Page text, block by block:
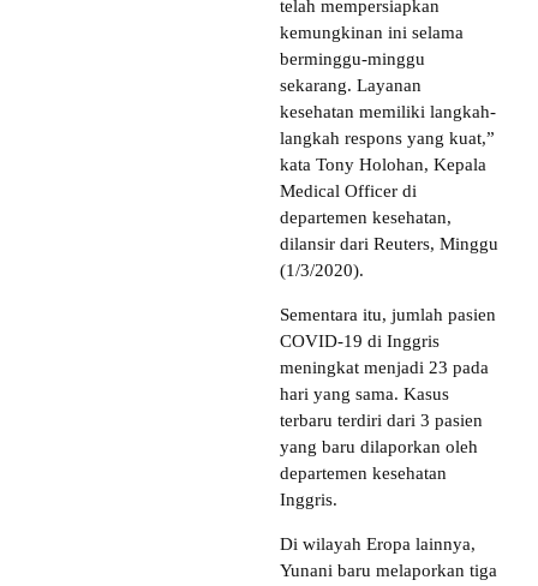
telah mempersiapkan
kemungkinan ini selama
berminggu-minggu
sekarang. Layanan
kesehatan memiliki langkah-
langkah respons yang kuat,”
kata Tony Holohan, Kepala
Medical Officer di
departemen kesehatan,
dilansir dari Reuters, Minggu
(1/3/2020).
Sementara itu, jumlah pasien
COVID-19 di Inggris
meningkat menjadi 23 pada
hari yang sama. Kasus
terbaru terdiri dari 3 pasien
yang baru dilaporkan oleh
departemen kesehatan
Inggris.
Di wilayah Eropa lainnya,
Yunani baru melaporkan tiga